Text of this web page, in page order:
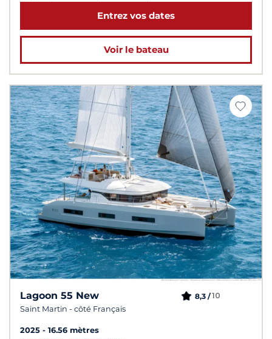
Entrez vos dates
Voir le bateau
Lagoon 55 New
Saint Martin - côté Français
8,3 /10
2025
16.56 mètres